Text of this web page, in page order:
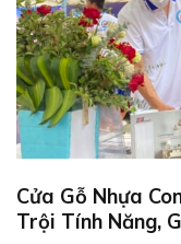
Cửa Gỗ Nhựa
Trội Tính Năng,